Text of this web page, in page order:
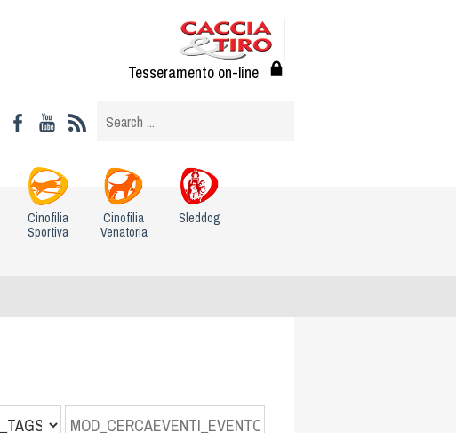
Tesseramento on-line
Cinofilia
Sportiva
Cinofilia
Venatoria
Sleddog